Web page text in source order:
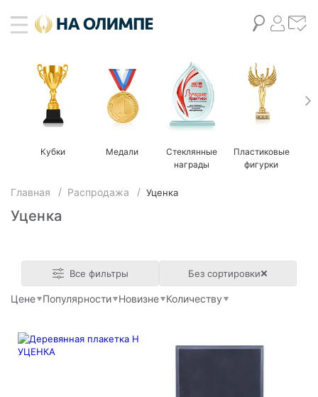
Кубки Медали
Стеклянные
награды
Пластиковые
фигурки
Главная Распродажа Уценка
Уценка
Все фильтры Без сортировки
Цене Популярности Новизне Количеству